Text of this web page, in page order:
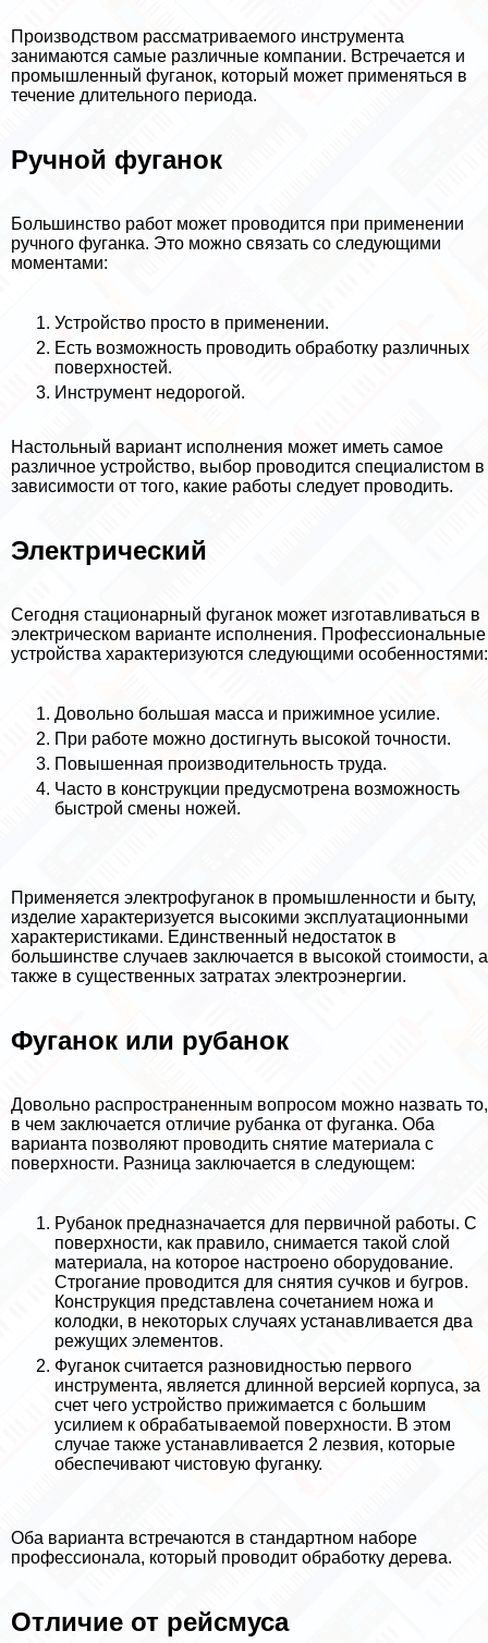
Производством рассматриваемого инструмента
занимаются самые различные компании. Встречается и
промышленный фуганок, который может применяться в
течение длительного периода.
Ручной фуганок
Большинство работ может проводится при применении
ручного фуганка. Это можно связать со следующими
моментами:
Устройство просто в применении.
Есть возможность проводить обработку различных
поверхностей.
Инструмент недорогой.
Настольный вариант исполнения может иметь самое
различное устройство, выбор проводится специалистом в
зависимости от того, какие работы следует проводить.
Электрический
Сегодня стационарный фуганок может изготавливаться в
электрическом варианте исполнения. Профессиональные
устройства хаpaктеризуются следующими особенностями:
Довольно большая масса и прижимное усилие.
При работе можно достигнуть высокой точности.
Повышенная производительность труда.
Часто в конструкции предусмотрена возможность
быстрой смены ножей.
Применяется электрофуганок в промышленности и быту,
изделие хаpaктеризуется высокими эксплуатационными
хаpaктеристиками. Единственный недостаток в
большинстве случаев заключается в высокой стоимости, а
также в существенных затратах электроэнергии.
Фуганок или рубанок
Довольно распространенным вопросом можно назвать то,
в чем заключается отличие рубанка от фуганка. Оба
варианта позволяют проводить снятие материала с
поверхности. Разница заключается в следующем:
Рубанок предназначается для первичной работы. С
поверхности, как правило, снимается такой слой
материала, на которое настроено оборудование.
Строгание проводится для снятия cyчков и бугров.
Конструкция представлена сочетанием ножа и
колодки, в некоторых случаях устанавливается два
режущих элементов.
Фуганок считается разновидностью первого
инструмента, является длинной версией корпуса, за
счет чего устройство прижимается с большим
усилием к обpaбатываемой поверхности. В этом
случае также устанавливается 2 лезвия, которые
обеспечивают чистовую фуганку.
Оба варианта встречаются в стандартном наборе
профессионала, который проводит обработку дерева.
Отличие от рейсмуса